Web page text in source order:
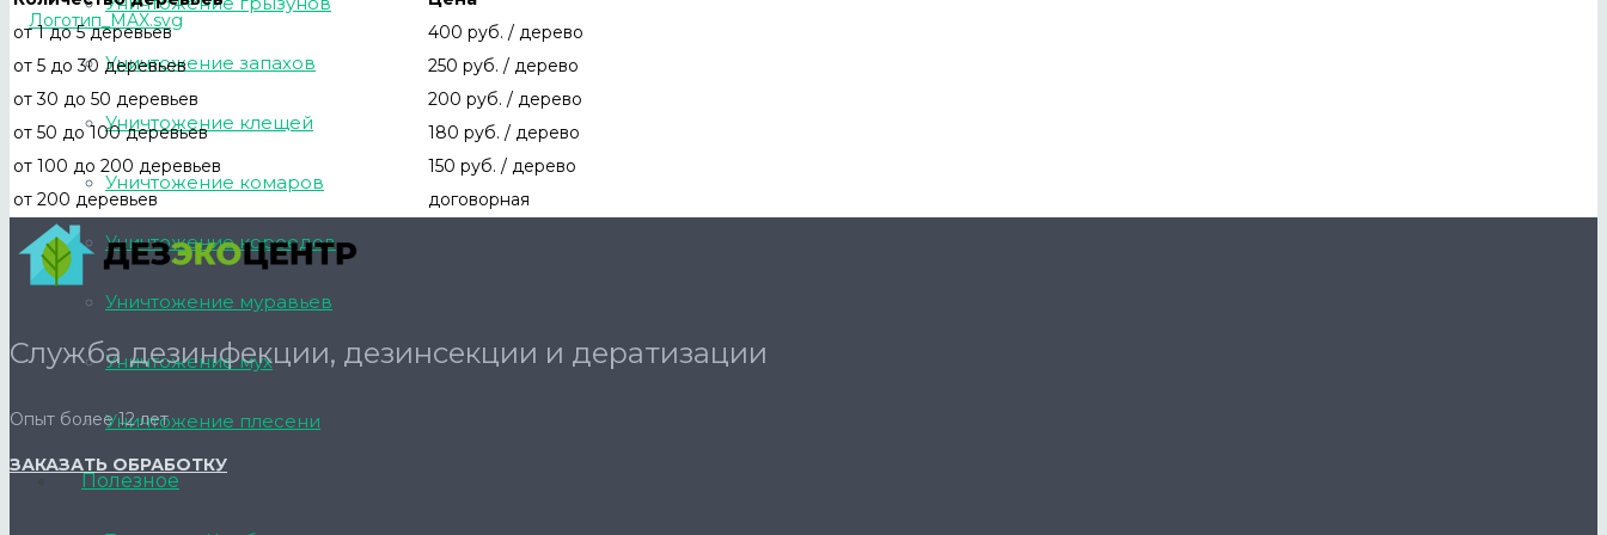
Уничтожение запахов
Уничтожение клещей
Уничтожение комаров
Уничтожение короедов
Уничтожение муравьев
Уничтожение мух
Уничтожение плесени
Полезное
от 1 до 5 деревьев
400 руб. / дерево
от 5 до 30 деревьев
250 руб. / дерево
от 30 до 50 деревьев
200 руб. / дерево
от 50 до 100 деревьев
180 руб. / дерево
от 100 до 200 деревьев
150 руб. / дерево
от 200 деревьев
договорная
Служба дезинфекции, дезинсекции и дератизации
Опыт более 12 лет
ЗАКАЗАТЬ ОБРАБОТКУ